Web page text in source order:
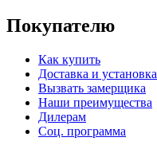
Покупателю
Как купить
Доставка и установка
Вызвать замерщика
Наши преимущества
Дилерам
Соц. программа